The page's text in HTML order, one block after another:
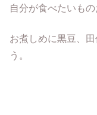
自分が食べたいも
お煮しめに黒豆、
う。